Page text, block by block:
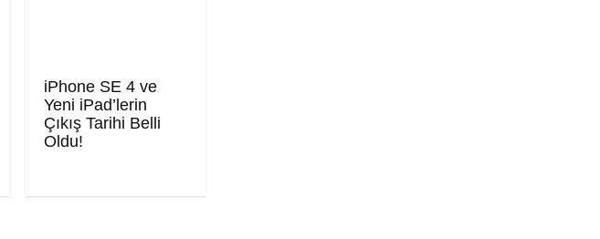
iPhone SE 4 ve
Yeni iPad’lerin
Çıkış Tarihi Belli
Oldu!